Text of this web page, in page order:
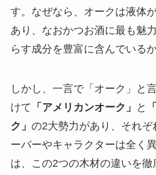
す。なぜなら、オークは液体
あり、なおかつお酒に最も魅
らす成分を豊富に含んでいるか
しかし、一言で「オーク」と
けて 「アメリカンオーク」 と
ク」 の2大勢力があり、それぞ
ーバーやキャラクターは全く
は、この2つの木材の違いを